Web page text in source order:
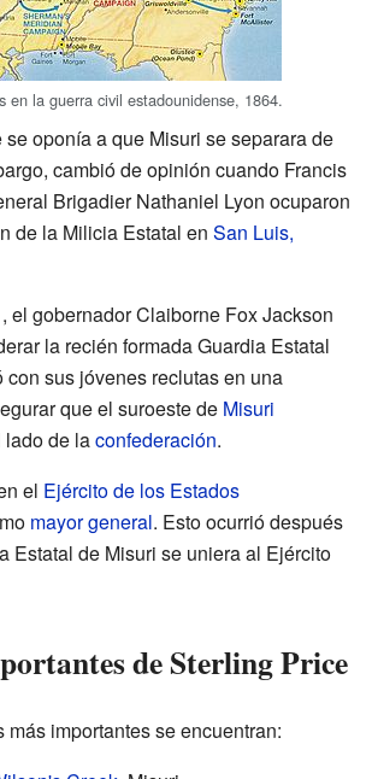
en la guerra civil estadounidense, 1864.
oponía a que Misuri se separara de
cambió de opinión cuando Francis
Brigadier Nathaniel Lyon ocuparon
de la Milicia Estatal en San Luis,
el gobernador Claiborne Fox Jackson
la recién formada Guardia Estatal
con sus jóvenes reclutas en una
que el suroeste de Misuri
lado de laconfederación.
el Ejército de los Estados
mayor general. Esto ocurrió después
Estatal de Misuri se uniera al Ejército
de Sterling Price
más importantes se encuentran: